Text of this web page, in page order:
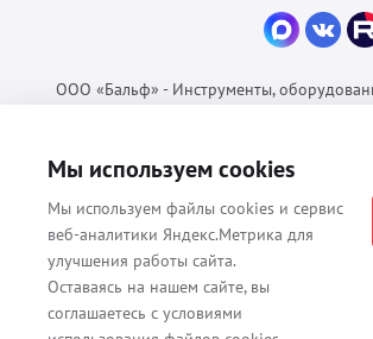
ООО «Бальф» - Инструменты,
Политика
Согласие на обработку ПДн
Пользовательское соглашение
Все материалы, содержащиеся на данном веб-
Мы используем cookies
Мы используем файлы cookies и сервис
веб-аналитики Яндекс.Метрика для
улучшения работы сайта.
Оставаясь на нашем сайте, вы
соглашаетесь с условиями